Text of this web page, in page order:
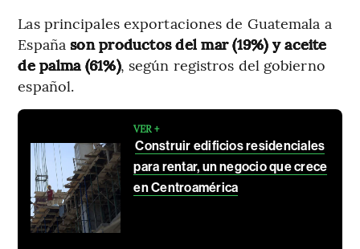
Las principales exportaciones de Guatemala a
Españason productos del mar (19%) y aceite
de palma (61%), según registros del gobierno
español.
VER +
Construir edificios residenciales
para rentar, un negocio que crece
en Centroamérica